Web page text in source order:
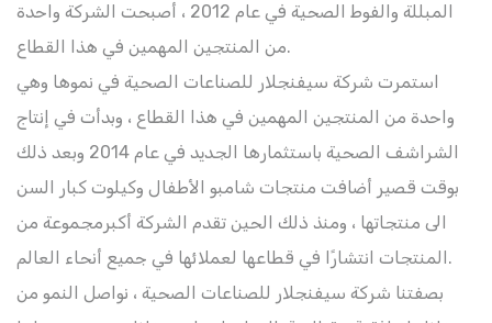
المبللة والفوط الصحية في عام 2012 ، أصبحت الشركة واحدة
من المنتجين المهمين في هذا القطاع.
استمرت شركة سيفنجلار للصناعات الصحية في نموها وهي
واحدة من المنتجين المهمين في هذا القطاع ، وبدأت في إنتاج
الشراشف الصحية باستثمارها الجديد في عام 2014 وبعد ذلك
بوقت قصير أضافت منتجات شامبو الأطفال وكيلوت كبار السن
الى منتجاتها ، ومنذ ذلك الحين تقدم الشركة أكبرمجموعة من
المنتجات انتشارًا في قطاعها لعملائها في جميع أنحاء العالم.
بصفتنا شركة سيفنجلار للصناعات الصحية ، نواصل النمو من